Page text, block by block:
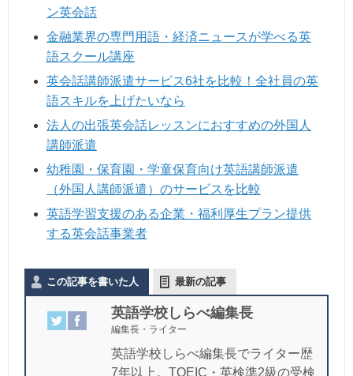
ン英会話
金融業界の専門用語・経済ニュースが学べる英
語スクール講座
英会話講師派遣サービス6社を比較！全社員の英
語スキルを上げたいなら
法人の出張英会話レッスンにおすすめの外国人
講師派遣
幼稚園・保育園・学童保育向け英語講師派遣
（外国人講師派遣）のサービスを比較
英語学習支援のある企業・福利厚生プラン提供
する英会話事業者
この記事を書いた人 最新の記事
英語学校しらべ編集長
編集長・ライター
英語学校しらべ編集長でライター歴
7年以上。TOEIC・英検準2級の受検